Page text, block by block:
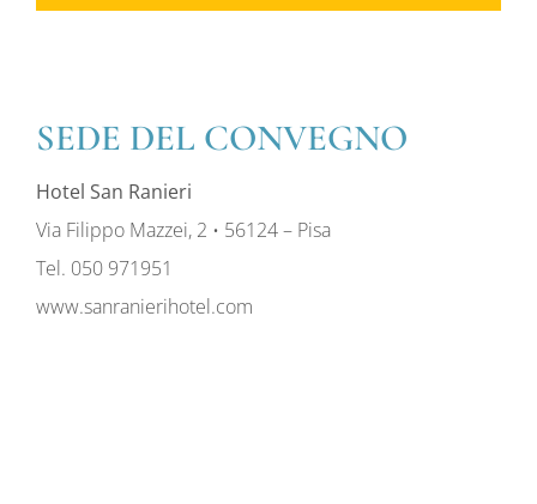
SEDE DEL CONVEGNO
Hotel San Ranieri
Via Filippo Mazzei, 2 • 56124 – Pisa
Tel. 050 971951
www.sanranierihotel.com